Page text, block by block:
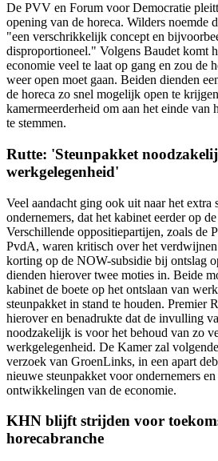
De PVV en Forum voor Democratie
opening van de horeca. Wilders noemde
"een verschrikkelijk concept en
disproportioneel." Volgens Baudet komt
economie veel te laat op gang en zou de
weer open moet gaan. Beiden dienden
de horeca zo snel mogelijk open te
kamermeerderheid om aan het einde van
te stemmen.
Rutte: 'Steunpakket
werkgelegenheid'
Veel aandacht ging ook uit naar het extra
ondernemers, dat het kabinet eerder op
Verschillende oppositiepartijen, zoals de
PvdA, waren kritisch over het
korting op de NOW-subsidie bij ontslag
dienden hierover twee moties in. Beide
kabinet de boete op het ontslaan van
steunpakket in stand te houden. Premier
hierover en benadrukte dat de invulling
noodzakelijk is voor het behoud van zo
werkgelegenheid. De Kamer zal
verzoek van GroenLinks, in een apart
nieuwe steunpakket voor ondernemers
ontwikkelingen van de economie.
KHN blijft strijden voor
horecabranche